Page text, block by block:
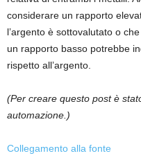
considerare un rapporto
l’argento è sottovalutato o
un rapporto basso potrebbe
rispetto all’argento.
(Per creare questo post è
automazione.)
Collegamento alla fonte